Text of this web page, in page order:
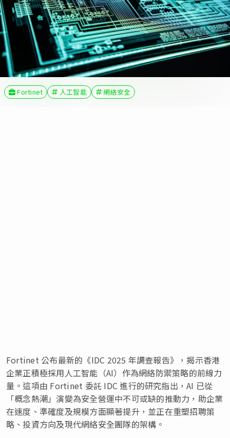
Fortinet 人工智能 網絡安全
Fortinet 公布最新的《IDC 2025 年調查報告》，揭示香港
企業正積極採用人工智能（AI）作為網絡防禦策略的前線力
量。這項由 Fortinet 委託 IDC 進行的研究指出，AI 已從
「概念熱潮」演變為安全營運中不可或缺的推動力，助企業
在速度、準確度及規模方面顯著提升，並正在重塑招聘策
略、投資方向及現代網絡安全團隊的架構。